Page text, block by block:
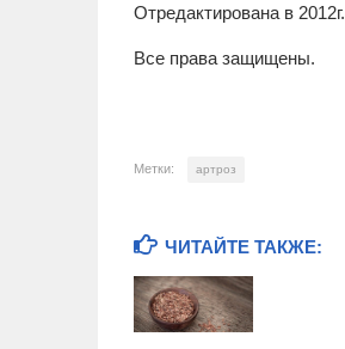
Отредактирована в 2012г.
Все права защищены.
Метки: артроз
ЧИТАЙТЕ ТАКЖЕ: